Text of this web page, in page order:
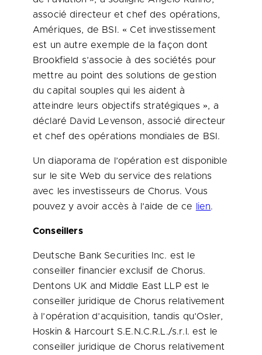
associé directeur et chef des opérations,
Amériques, de BSI. « Cet investissement
est un autre exemple de la façon dont
Brookfield s’associe à des sociétés pour
mettre au point des solutions de gestion
du capital souples qui les aident à
atteindre leurs objectifs stratégiques », a
déclaré David Levenson, associé directeur
et chef des opérations mondiales de BSI.
Un diaporama de l’opération est disponible
sur le site Web du service des relations
avec les investisseurs de Chorus. Vous
pouvez y avoir accès à l’aide de ce
lien.
Conseillers
Deutsche Bank Securities Inc. est le
conseiller financier exclusif de Chorus.
Dentons UK and Middle East LLP est le
conseiller juridique de Chorus relativement
à l’opération d’acquisition, tandis qu’Osler,
Hoskin & Harcourt S.E.N.C.R.L./s.r.l. est le
conseiller juridique de Chorus relativement